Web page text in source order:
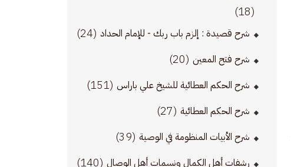
(18)
شرح قصيدة : إلزم باب ربك - للإمام الحداد (24)
شرح فتح المعين (20)
شرح الحكم العطائية للشيخ علي باراس (151)
شرح الحكم العطائية (27)
شرح الأبيات المنظومة في الوصية (39)
رشفات أهل الكمال ونسمات أهل الوصال (140)